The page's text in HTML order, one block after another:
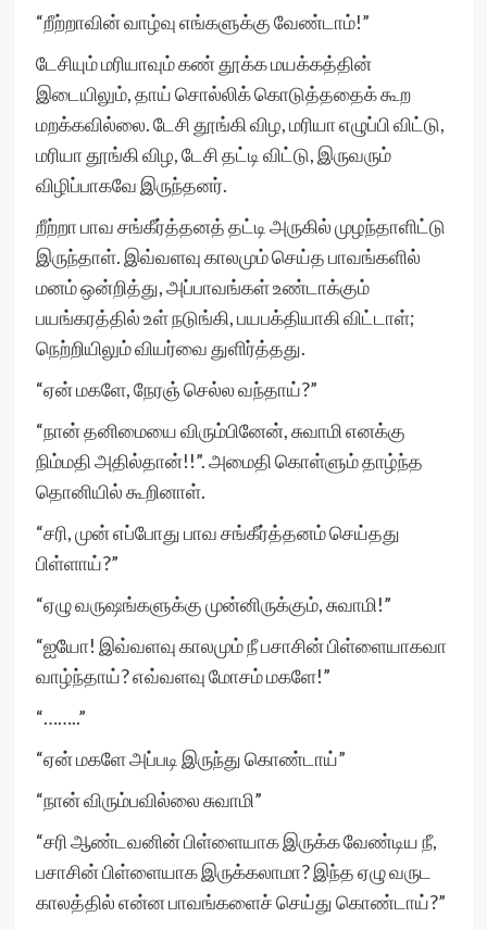
“றீற்றாவின் வாழ்வு எங்களுக்கு வேண்டாம்!”
டேசியும் மரியாவும் கண் தூக்க மயக்கத்தின்
இடையிலும், தாய் சொல்லிக் கொடுத்ததைக் கூற
மறக்கவில்லை. டேசி தூங்கி விழ, மரியா எழுப்பி விட்டு,
மரியா தூங்கி விழ, டேசி தட்டி விட்டு, இருவரும்
விழிப்பாகவே இருந்தனர்.
றீற்றா பாவ சங்கீர்த்தனத் தட்டி அருகில் முழந்தாளிட்டு
இருந்தாள். இவ்வளவு காலமும் செய்த பாவங்களில்
மனம் ஒன்றித்து, அப்பாவங்கள் உண்டாக்கும்
பயங்கரத்தில் உள் நடுங்கி, பயபக்தியாகி விட்டாள்;
நெற்றியிலும் வியர்வை துளிர்த்தது.
“ஏன் மகளே, நேரஞ் செல்ல வந்தாய்?”
“நான் தனிமையை விரும்பினேன், சுவாமி எனக்கு
நிம்மதி அதில்தான்!!”. அமைதி கொள்ளும் தாழ்ந்த
தொனியில் கூறினாள்.
“சரி, முன் எப்போது பாவ சங்கீர்த்தனம் செய்தது
பிள்ளாய்?”
“ஏழு வருஷங்களுக்கு முன்னிருக்கும், சுவாமி!”
“ஐயோ! இவ்வளவு காலமும் நீ பசாசின் பிள்ளையாகவா
வாழ்ந்தாய்? எவ்வளவு மோசம் மகளே!”
“……..”
“ஏன் மகளே அப்படி இருந்து கொண்டாய்”
“நான் விரும்பவில்லை சுவாமி”
“சரி ஆண்டவனின் பிள்ளையாக இருக்க வேண்டிய நீ,
பசாசின் பிள்ளையாக இருக்கலாமா? இந்த ஏழு வருட
காலத்தில் என்ன பாவங்களைச் செய்து கொண்டாய்?”